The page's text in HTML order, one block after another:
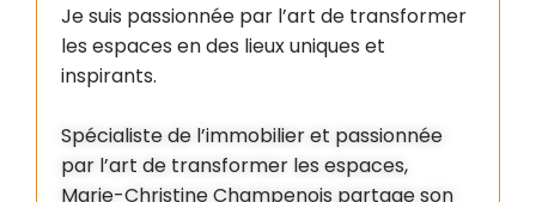
Je suis passionnée par l’art de transformer
les espaces en des lieux uniques et
inspirants.
Spécialiste de l’immobilier et passionnée
par l’art de transformer les espaces,
Marie-Christine Champenois partage son